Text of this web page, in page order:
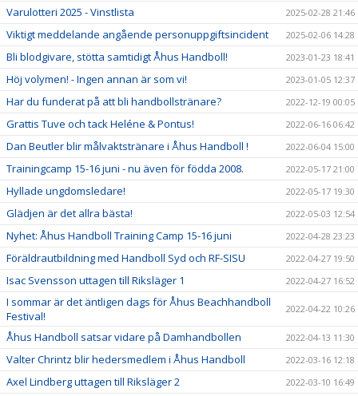
Varulotteri 2025 - Vinstlista 2025-02-28 21:46
Viktigt meddelande angående personuppgiftsincident 2025-02-06 14:28
Bli blodgivare, stötta samtidigt Åhus Handboll! 2023-01-23 18:41
Höj volymen! - Ingen annan är som vi! 2023-01-05 12:37
Har du funderat på att bli handbollstränare? 2022-12-19 00:05
Grattis Tuve och tack Heléne & Pontus! 2022-06-16 06:42
Dan Beutler blir målvaktstränare i Åhus Handboll ! 2022-06-04 15:00
Trainingcamp 15-16 juni - nu även för födda 2008. 2022-05-17 21:00
Hyllade ungdomsledare! 2022-05-17 19:30
Glädjen är det allra bästa! 2022-05-03 12:54
Nyhet: Åhus Handboll Training Camp 15-16 juni 2022-04-28 23:23
Föräldrautbildning med Handboll Syd och RF-SISU 2022-04-27 19:50
Isac Svensson uttagen till Riksläger 1 2022-04-27 16:52
I sommar är det äntligen dags för Åhus Beachhandboll
Festival!
2022-04-22 10:26
Åhus Handboll satsar vidare på Damhandbollen 2022-04-13 11:30
Valter Chrintz blir hedersmedlem i Åhus Handboll 2022-03-16 12:18
Axel Lindberg uttagen till Riksläger 2 2022-03-10 16:49